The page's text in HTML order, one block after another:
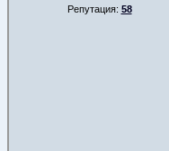
Репутация: 58